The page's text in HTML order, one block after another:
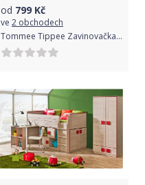
od 799 Kč
ve 2 obchodech
Tommee Tippee Zavinovačka Grobag Snuggle 0-4m celoroční Pink Marl